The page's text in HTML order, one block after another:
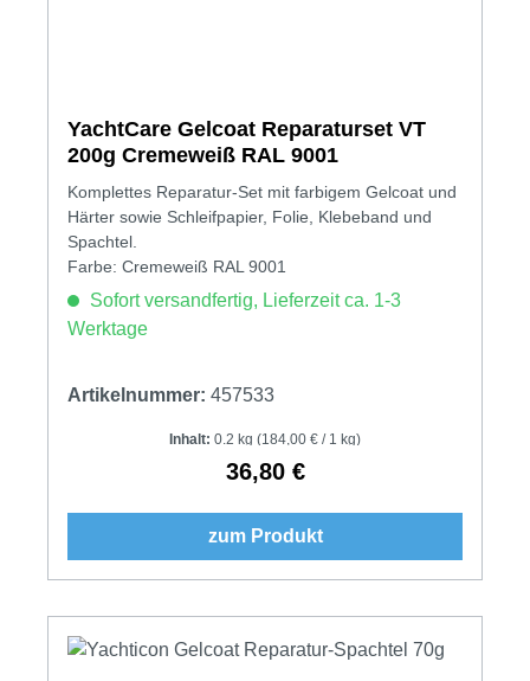
YachtCare Gelcoat Reparaturset VT
200g Cremeweiß RAL 9001
Komplettes Reparatur-Set mit farbigem Gelcoat und
Härter sowie Schleifpapier, Folie, Klebeband und
Spachtel.
Farbe: Cremeweiß RAL 9001
Sofort versandfertig, Lieferzeit ca. 1-3
Werktage
Artikelnummer: 457533
Inhalt: 0.2 kg (184,00 € / 1 kg)
Regulärer Preis:
36,80 €
zum Produkt